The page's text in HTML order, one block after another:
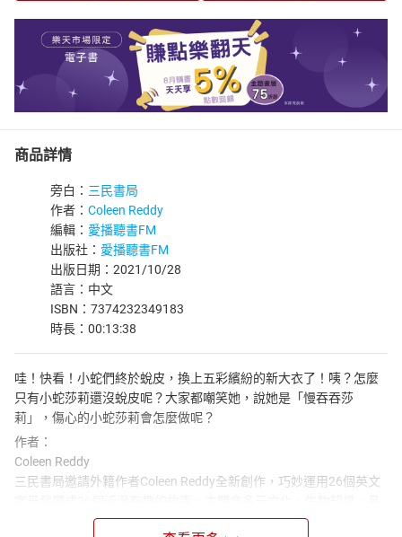
商品詳情
旁白： 三民書局
作者： Coleen Reddy
編輯： 愛播聽書FM
出版社： 愛播聽書FM
出版日期：2021/10/28
語言：中文
ISBN：7374232349183
時長：00:13:38
哇！快看！小蛇們終於蛻皮，換上五彩繽紛的新大衣了！咦？怎麼
只有小蛇莎莉還沒蛻皮呢？大家都嘲笑她，說她是「慢吞吞莎
莉」，傷心的小蛇莎莉會怎麼做呢？
作者：
Coleen Reddy
三民書局邀請外籍作者Coleen Reddy全新創作，巧妙運用26個英文